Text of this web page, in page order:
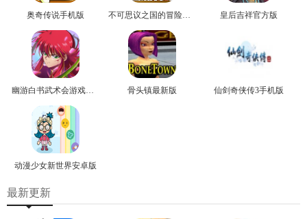
奥奇传说手机版 不可思议之国的冒险官方版 皇后吉祥官方版
幽游白书武术会游戏正版 骨头镇最新版 仙剑奇侠传3手机版
动漫少女新世界安卓版
最新更新